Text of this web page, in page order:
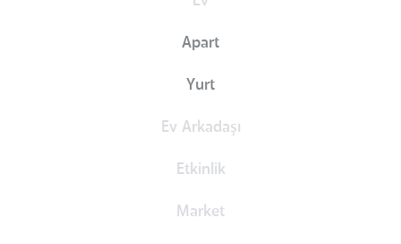
Apart
Yurt
Ev Arkadaşı
Etkinlik
Market